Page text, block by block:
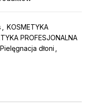
KOSMETYKA
PROFESJONALNA
Pielęgnacja dłoni